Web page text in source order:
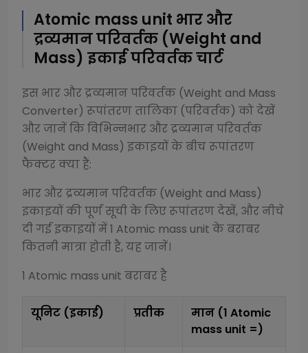
Atomic mass unit भार और
द्रव्यमान परिवर्तक (Weight and
Mass) इकाई परिवर्तक चार्ट
इस भार और द्रव्यमान परिवर्तक (Weight and Mass
Converter) रूपांतरण तालिका (परिवर्तक) को देखें
और जानें कि विभिन्नभार और द्रव्यमान परिवर्तक
(Weight and Mass) इकाइयों के बीच रूपांतरण
फैक्टर क्या हैं:
भार और द्रव्यमान परिवर्तक (Weight and Mass)
इकाइयों की पूर्ण सूची के लिए रूपांतरण देखें, और नीचे
दी गई इकाइयों में 1 Atomic mass unit के बराबर
कितनी मात्रा होती है, यह जानें।
1 Atomic mass unit बराबर है
यूनिट (इकाई) प्रतीक मान (1 Atomic
mass unit =)